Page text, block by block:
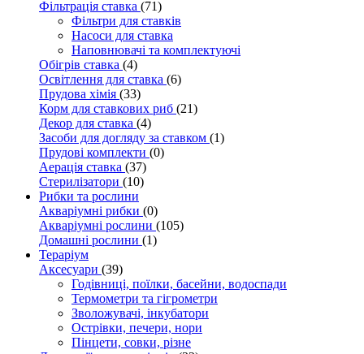
Фільтрація ставка (71)
Фільтри для ставків
Насоси для ставка
Наповнювачі та комплектуючі
Обігрів ставка (4)
Освітлення для ставка (6)
Прудова хімія (33)
Корм для ставкових риб (21)
Декор для ставка (4)
Засоби для догляду за ставком (1)
Прудові комплекти (0)
Аерація ставка (37)
Стерилізатори (10)
Рибки та рослини
Акваріумні рибки (0)
Акваріумні рослини (105)
Домашні рослини (1)
Тераріум
Аксесуари (39)
Годівниці, поїлки, басейни, водоспади
Термометри та гігрометри
Зволожувачі, інкубатори
Острівки, печери, нори
Пінцети, совки, різне